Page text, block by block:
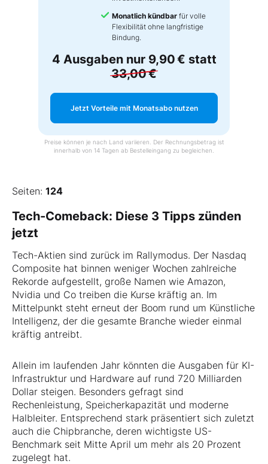
Monatlich kündbar für volle
Flexibilität ohne langfristige
Bindung.
4 Ausgaben nur 9,90 € statt
33,00 €
Jetzt Vorteile mit Monatsabo nutzen
Preise können je nach Land variieren. Der Rechnungsbetrag ist
innerhalb von 14 Tagen ab Bestelleingang zu begleichen.
Seiten: 124
Tech-Comeback: Diese 3 Tipps zünden
jetzt
Tech-Aktien sind zurück im Rallymodus. Der Nasdaq
Composite hat binnen weniger Wochen zahlreiche
Rekorde aufgestellt, große Namen wie Amazon,
Nvidia und Co treiben die Kurse kräftig an. Im
Mittelpunkt steht erneut der Boom rund um Künstliche
Intelligenz, der die gesamte Branche wieder einmal
kräftig antreibt.
Allein im laufenden Jahr könnten die Ausgaben für KI-
Infrastruktur und Hardware auf rund 720 Milliarden
Dollar steigen. Besonders gefragt sind
Rechenleistung, Speicherkapazität und moderne
Halbleiter. Entsprechend stark präsentiert sich zuletzt
auch die Chipbranche, deren wichtigste US-
Benchmark seit Mitte April um mehr als 20 Prozent
zugelegt hat.